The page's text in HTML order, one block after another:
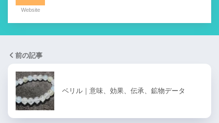
Website
前の記事
ベリル｜意味、効果、伝承、鉱物データ